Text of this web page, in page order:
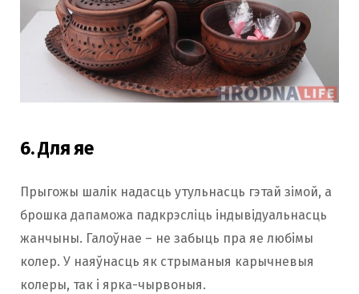
6. Для яе
Прыгожы шалік надасць утульнасць гэтай зімой, а
брошка дапаможа падкрэсліць індывідуальнасць
жанчыны. Галоўнае – не забыць пра яе любімы
колер. У наяўнасць як стрыманыя карычневыя
колеры, так і ярка-чырвоныя.